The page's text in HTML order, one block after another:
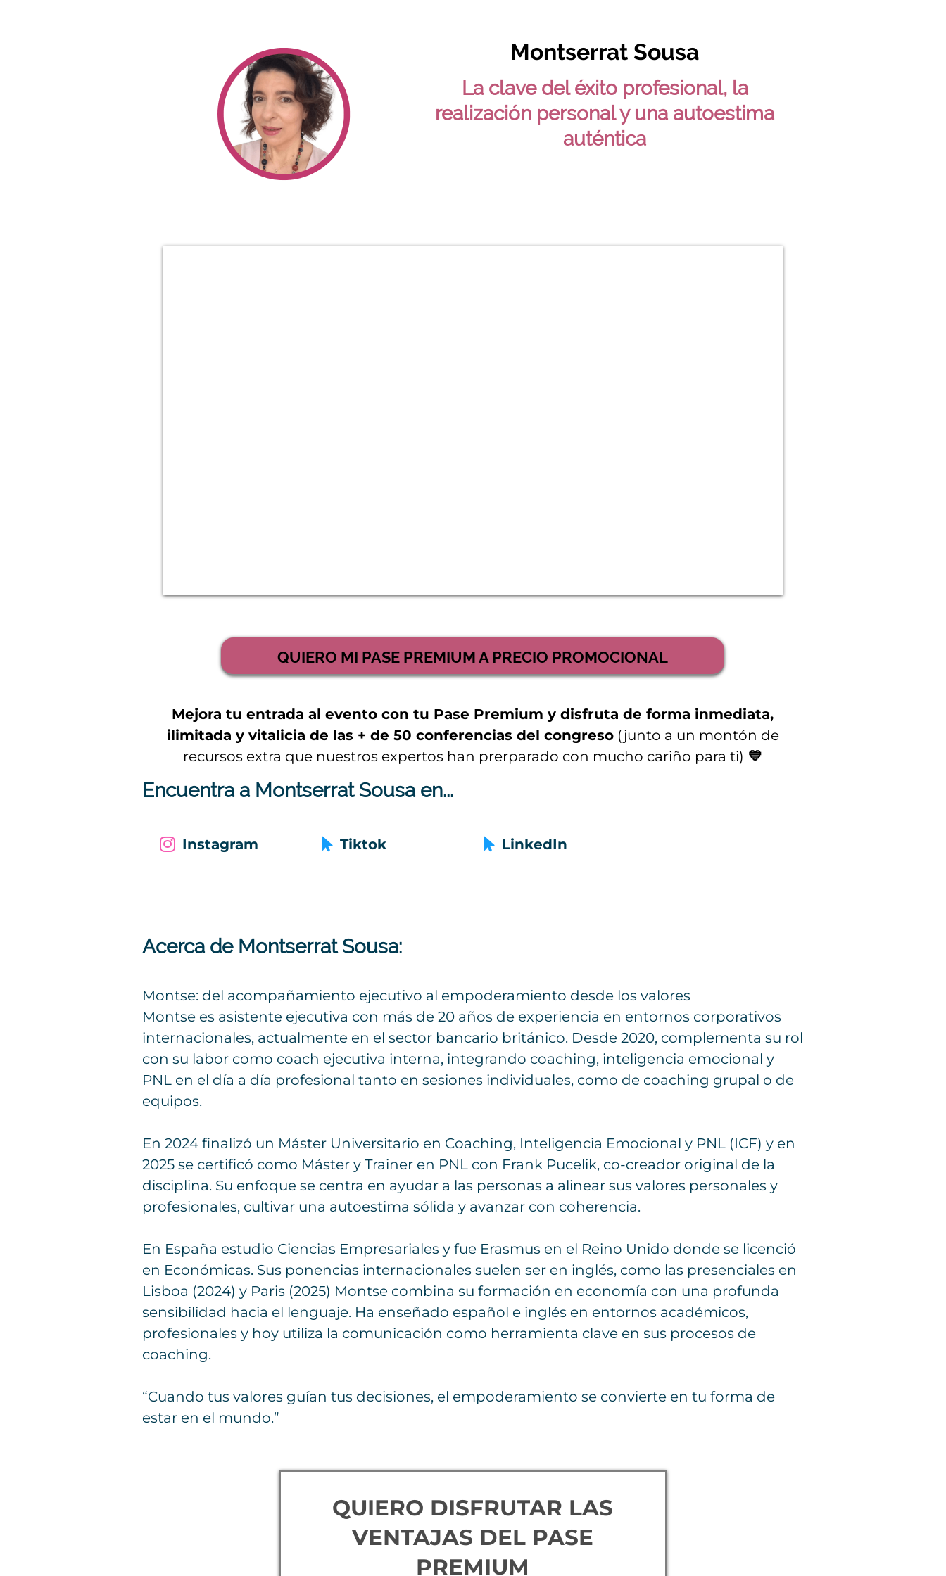
Montserrat Sousa
La clave del éxito profesional, la
realización personal y una autoestima
auténtica
QUIERO MI PASE PREMIUM A PRECIO PROMOCIONAL
Mejora tu entrada al evento con tu Pase Premium y disfruta de forma inmediata,
ilimitada y vitalicia de las + de 50 conferencias del congreso(junto a un montón de
recursos extra que nuestros expertos han prerparado con mucho cariño para ti) 💙
Encuentra a Montserrat Sousa en...
Instagram Tiktok LinkedIn
Acerca de Montserrat Sousa:
Montse: del acompañamiento ejecutivo al empoderamiento desde los valores
Montse es asistente ejecutiva con más de 20 años de experiencia en entornos corporativos
internacionales, actualmente en el sector bancario británico. Desde 2020, complementa su rol
con su labor como coach ejecutiva interna, integrando coaching, inteligencia emocional y
PNL en el día a día profesional tanto en sesiones individuales, como de coaching grupal o de
equipos.
En 2024 finalizó un Máster Universitario en Coaching, Inteligencia Emocional y PNL (ICF) y en
2025 se certificó como Máster y Trainer en PNL con Frank Pucelik, co-creador original de la
disciplina. Su enfoque se centra en ayudar a las personas a alinear sus valores personales y
profesionales, cultivar una autoestima sólida y avanzar con coherencia.
En España estudio Ciencias Empresariales y fue Erasmus en el Reino Unido donde se licenció
en Económicas. Sus ponencias internacionales suelen ser en inglés, como las presenciales en
Lisboa (2024) y Paris (2025) Montse combina su formación en economía con una profunda
sensibilidad hacia el lenguaje. Ha enseñado español e inglés en entornos académicos,
profesionales y hoy utiliza la comunicación como herramienta clave en sus procesos de
coaching.
“Cuando tus valores guían tus decisiones, el empoderamiento se convierte en tu forma de
estar en el mundo.”
QUIERO DISFRUTAR LAS
VENTAJAS DEL PASE
PREMIUM